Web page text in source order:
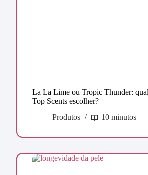
La La Lime ou Tropic Thunder:
Top Scents escolher?
Produtos
10 minutos